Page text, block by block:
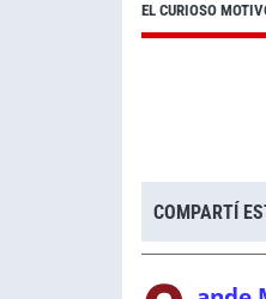
EL CURIOSO
COMPARTÍ